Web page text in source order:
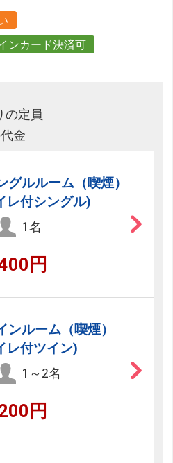
ンカード決済可
の定員
金
グルルーム（喫煙）
レ付シングル)
1名
円
ンルーム（喫煙）
レ付ツイン)
1～2名
円